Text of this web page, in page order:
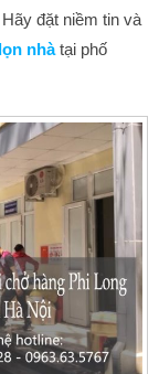
đặt niềm tin và
nhà tại phố